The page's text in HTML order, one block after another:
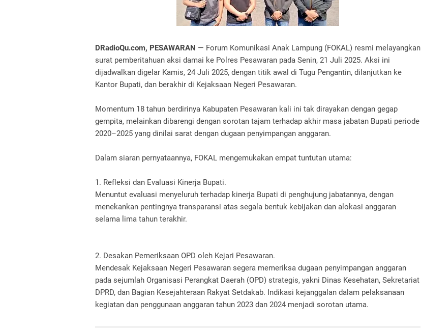
DRadioQu.com, PESAWARAN — Forum Komunikasi Anak Lampung (FOKAL) resmi melayangkan
surat pemberitahuan aksi damai ke Polres Pesawaran pada Senin, 21 Juli 2025. Aksi ini
dijadwalkan digelar Kamis, 24 Juli 2025, dengan titik awal di Tugu Pengantin, dilanjutkan ke
Kantor Bupati, dan berakhir di Kejaksaan Negeri Pesawaran.
Momentum 18 tahun berdirinya Kabupaten Pesawaran kali ini tak dirayakan dengan gegap
gempita, melainkan dibarengi dengan sorotan tajam terhadap akhir masa jabatan Bupati periode
2020–2025 yang dinilai sarat dengan dugaan penyimpangan anggaran.
Dalam siaran pernyataannya, FOKAL mengemukakan empat tuntutan utama:
1. Refleksi dan Evaluasi Kinerja Bupati.
Menuntut evaluasi menyeluruh terhadap kinerja Bupati di penghujung jabatannya, dengan
menekankan pentingnya transparansi atas segala bentuk kebijakan dan alokasi anggaran
selama lima tahun terakhir.
2. Desakan Pemeriksaan OPD oleh Kejari Pesawaran.
Mendesak Kejaksaan Negeri Pesawaran segera memeriksa dugaan penyimpangan anggaran
pada sejumlah Organisasi Perangkat Daerah (OPD) strategis, yakni Dinas Kesehatan, Sekretariat
DPRD, dan Bagian Kesejahteraan Rakyat Setdakab. Indikasi kejanggalan dalam pelaksanaan
kegiatan dan penggunaan anggaran tahun 2023 dan 2024 menjadi sorotan utama.